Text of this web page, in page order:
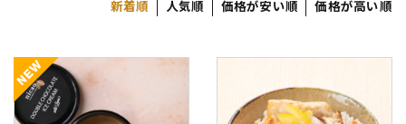
新着順 人気順 価格が安い順 価格が高い順